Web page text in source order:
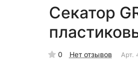
Секатор
0 Нет отзывов Арт.